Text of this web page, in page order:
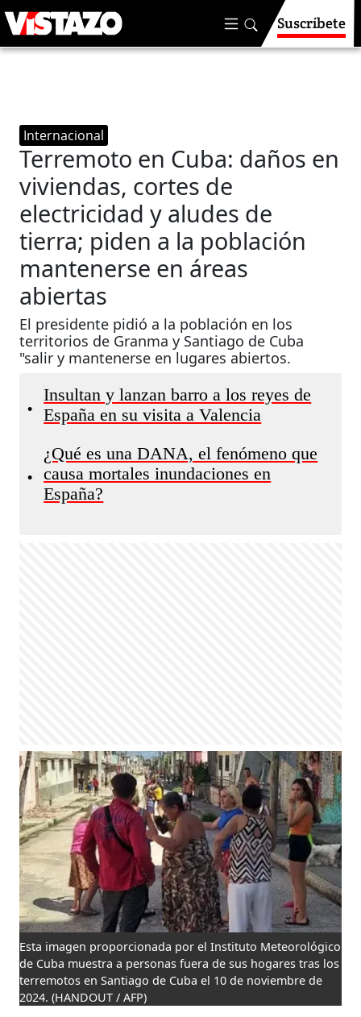
Suscríbete
Internacional
Terremoto en Cuba: daños en
viviendas, cortes de
electricidad y aludes de
tierra; piden a la población
mantenerse en áreas
abiertas
El presidente pidió a la población en los
territorios de Granma y Santiago de Cuba
"salir y mantenerse en lugares abiertos.
•
Insultan y lanzan barro a los reyes de
España en su visita a Valencia
•
¿Qué es una DANA, el fenómeno que
causa mortales inundaciones en
España?
Esta imagen proporcionada por el Instituto Meteorológico
de Cuba muestra a personas fuera de sus hogares tras los
terremotos en Santiago de Cuba el 10 de noviembre de
2024. (HANDOUT / AFP)